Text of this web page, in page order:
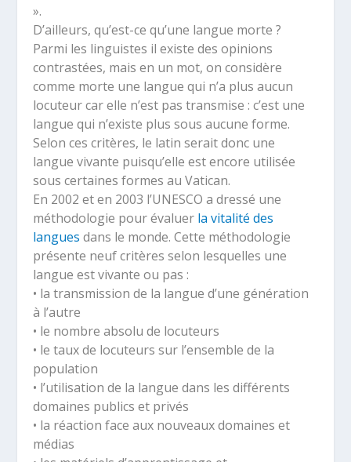
».
D’ailleurs, qu’est-ce qu’une langue morte ?
Parmi les linguistes il existe des opinions
contrastées, mais en un mot, on considère
comme morte une langue qui n’a plus aucun
locuteur car elle n’est pas transmise : c’est une
langue qui n’existe plus sous aucune forme.
Selon ces critères, le latin serait donc une
langue vivante puisqu’elle est encore utilisée
sous certaines formes au Vatican.
En 2002 et en 2003 l’UNESCO a dressé une
méthodologie pour évaluer la vitalité des
langues dans le monde. Cette méthodologie
présente neuf critères selon lesquelles une
langue est vivante ou pas :
• la transmission de la langue d’une génération
à l’autre
• le nombre absolu de locuteurs
• le taux de locuteurs sur l’ensemble de la
population
• l’utilisation de la langue dans les différents
domaines publics et privés
• la réaction face aux nouveaux domaines et
médias